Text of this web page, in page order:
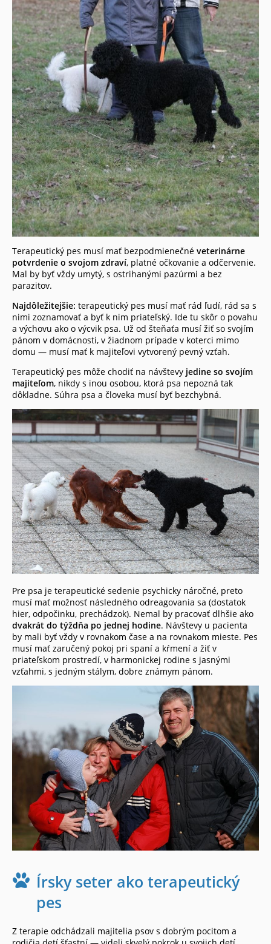
Terapeutický pes musí mať bezpodmienečné veterinárne
potvrdenie o svojom zdraví, platné očkovanie a odčervenie.
Mal by byť vždy umytý, s ostrihanými pazúrmi a bez
parazitov.
Najdôležitejšie: terapeutický pes musí mať rád ľudí, rád sa s
nimi zoznamovať a byť k nim priateľský. Ide tu skôr o povahu
a výchovu ako o výcvik psa. Už od šteňaťa musí žiť so svojím
pánom v domácnosti, v žiadnom prípade v koterci mimo
domu — musí mať k majiteľovi vytvorený pevný vzťah.
Terapeutický pes môže chodiť na návštevy jedine so svojím
majiteľom, nikdy s inou osobou, ktorá psa nepozná tak
dôkladne. Súhra psa a človeka musí byť bezchybná.
Pre psa je terapeutické sedenie psychicky náročné, preto
musí mať možnosť následného odreagovania sa (dostatok
hier, odpočinku, prechádzok). Nemal by pracovať dlhšie ako
dvakrát do týždňa po jednej hodine. Návštevy u pacienta
by mali byť vždy v rovnakom čase a na rovnakom mieste. Pes
musí mať zaručený pokoj pri spaní a kŕmení a žiť v
priateľskom prostredí, v harmonickej rodine s jasnými
vzťahmi, s jedným stálym, dobre známym pánom.
Írsky seter ako terapeutický
pes
Z terapie odchádzali majitelia psov s dobrým pocitom a